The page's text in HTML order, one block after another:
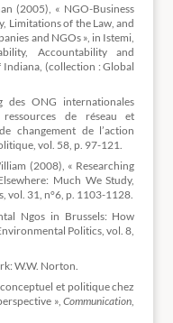
(2005), « NGO-Business
Limitations of the Law, and
and NGOs », in Istemi,
Accountability and
(collection : Global
des ONG internationales
de réseau et
changement de l’action
vol. 58, p. 97-121.
(2008), « Researching
Much We Study,
vol. 31, n°6, p. 1103-1128.
Ngos in Brussels: How
Politics, vol. 8,
W.W. Norton.
et politique chez
»,Communication